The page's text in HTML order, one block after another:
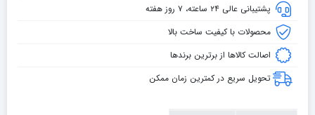
پشتیبانی عالی ۲۴ ساعته، ۷ روز هفته
محصولات با کیفیت ساخت بالا
اصالت کالاها از برترین برندها
تحویل سریع در کمترین زمان ممکن